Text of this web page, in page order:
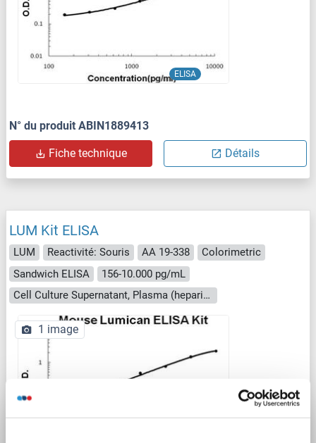
ELISA
N° du produit ABIN1889413
Fiche technique Détails
LUM Kit ELISA
LUM Reactivité: Souris AA 19-338
Colorimetric
Sandwich ELISA
156-10.000 pg/mL
Cell Culture Supernatant, Plasma (heparin), Serum
1 image